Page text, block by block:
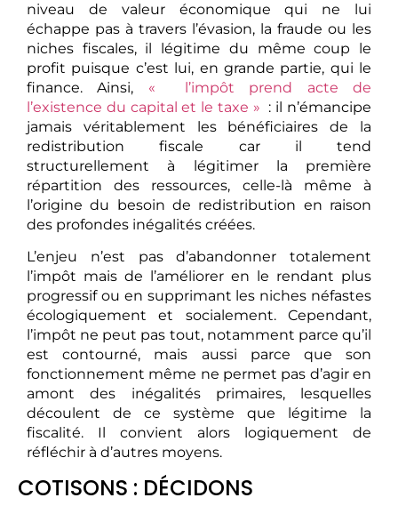
niveau de valeur économique qui ne lui
échappe pas à travers l’évasion, la fraude ou les
niches fiscales, il légitime du même coup le
profit puisque c’est lui, en grande partie, qui le
finance. Ainsi, «
l’impôt prend acte de
l’existence du capital et le taxe » : il n’émancipe
jamais véritablement les bénéficiaires de la
redistribution fiscale car il tend
structurellement à légitimer la première
répartition des ressources, celle-là même à
l’origine du besoin de redistribution en raison
des profondes inégalités créées.
L’enjeu n’est pas d’abandonner totalement
l’impôt mais de l’améliorer en le rendant plus
progressif ou en supprimant les niches néfastes
écologiquement et socialement. Cependant,
l’impôt ne peut pas tout, notamment parce qu’il
est contourné, mais aussi parce que son
fonctionnement même ne permet pas d’agir en
amont des inégalités primaires, lesquelles
découlent de ce système que légitime la
fiscalité. Il convient alors logiquement de
réfléchir à d’autres moyens.
COTISONS : DÉCIDONS